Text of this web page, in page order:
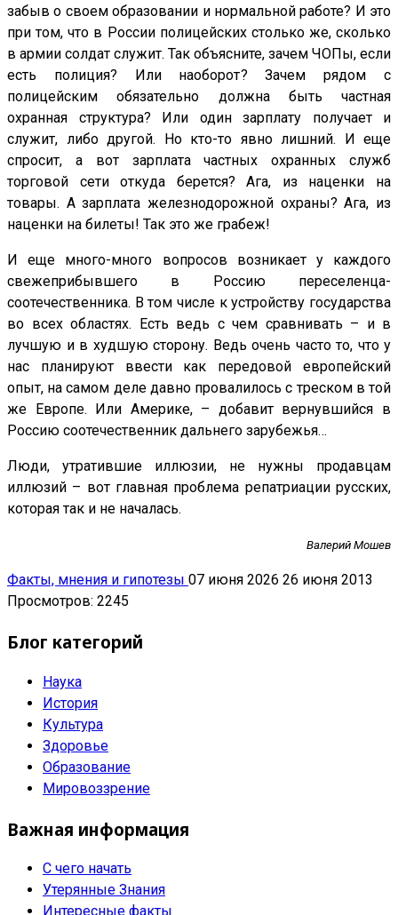
забыв о своем образовании и нормальной работе? И это
при том, что в России полицейских столько же, сколько
в армии солдат служит. Так объясните, зачем ЧОПы, если
есть полиция? Или наоборот? Зачем рядом с
полицейским обязательно должна быть частная
охранная структура? Или один зарплату получает и
служит, либо другой. Но кто-то явно лишний. И еще
спросит, а вот зарплата частных охранных служб
торговой сети откуда берется? Ага, из наценки на
товары. А зарплата железнодорожной охраны? Ага, из
наценки на билеты! Так это же грабеж!
И еще много-много вопросов возникает у каждого
свежеприбывшего в Россию переселенца-
соотечественника. В том числе к устройству государства
во всех областях. Есть ведь с чем сравнивать – и в
лучшую и в худшую сторону. Ведь очень часто то, что у
нас планируют ввести как передовой европейский
опыт, на самом деле давно провалилось с треском в той
же Европе. Или Америке, – добавит вернувшийся в
Россию соотечественник дальнего зарубежья…
Люди, утратившие иллюзии, не нужны продавцам
иллюзий – вот главная проблема репатриации русских,
которая так и не началась.
Валерий Мошев
Факты, мнения и гипотезы 07 июня 2026 26 июня 2013
Просмотров: 2245
Блог категорий
Наука
История
Культура
Здоровье
Образование
Мировоззрение
Важная информация
С чего начать
Утерянные Знания
Интересные факты